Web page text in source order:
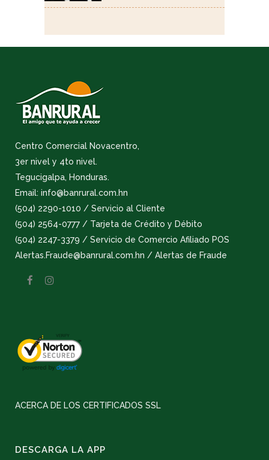
Centro Comercial Novacentro,
3er nivel y 4to nivel.
Tegucigalpa, Honduras.
Email: info@banrural.com.hn
(504) 2290-1010 / Servicio al Cliente
(504) 2564-0777 / Tarjeta de Crédito y Débito
(504) 2247-3379 / Servicio de Comercio Afiliado POS
Alertas.Fraude@banrural.com.hn / Alertas de Fraude
ACERCA DE LOS CERTIFICADOS SSL
DESCARGA LA APP